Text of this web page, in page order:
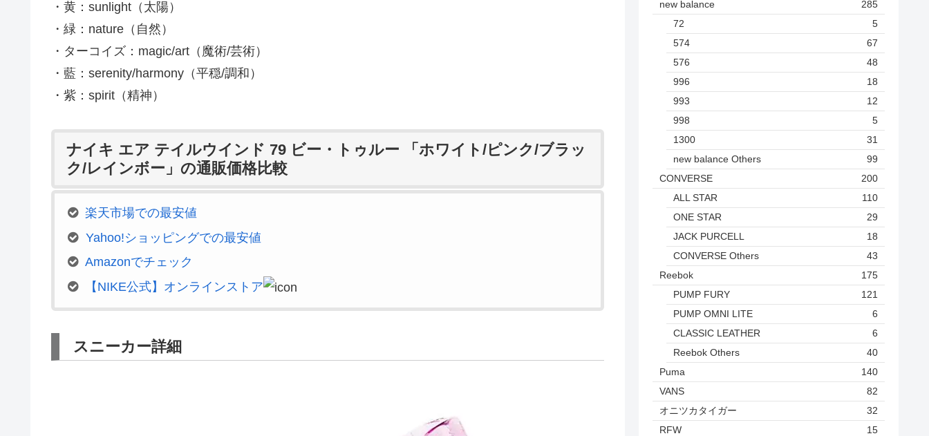
・黄：sunlight（太陽）
・緑：nature（自然）
・ターコイズ：magic/art（魔術/芸術）
・藍：serenity/harmony（平穏/調和）
・紫：spirit（精神）
ナイキ エア テイルウインド 79 ビー・トゥルー 「ホワイト/ピンク/ブラッ
ク/レインボー」の通販価格比較
楽天市場での最安値
Yahoo!ショッピングでの最安値
Amazonでチェック
【NIKE公式】オンラインストア
スニーカー詳細
new balance
285
72
5
574
67
576
48
996
18
993
12
998
5
1300
31
new balance Others
99
CONVERSE
200
ALL STAR
110
ONE STAR
29
JACK PURCELL
18
CONVERSE Others
43
Reebok
175
PUMP FURY
121
PUMP OMNI LITE
6
CLASSIC LEATHER
6
Reebok Others
40
Puma
140
VANS
82
オニツカタイガー
32
RFW
15